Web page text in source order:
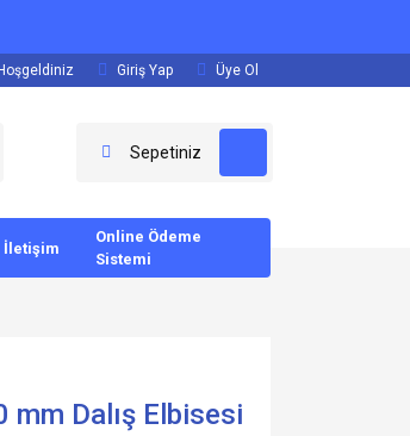
Hoşgeldiniz Giriş Yap Üye Ol
Sepetiniz
İletişim
Online Ödeme
Sistemi
mm Dalış Elbisesi